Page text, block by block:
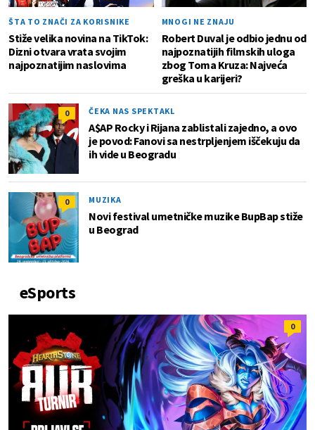
ŠTA TO ZNAČI ZA KORISNIKE
Stiže velika novina na TikTok:
Dizni otvara vrata svojim
najpoznatijim naslovima
MNOGI NE ZNAJU
Robert Duval je odbio jednu od
najpoznatijih filmskih uloga
zbog Toma Kruza: Najveća
greška u karijeri?
0 ČEKA NAS SPEKTAKL
A$AP Rocky i Rijana zablistali zajedno, a ovo
je povod: Fanovi sa nestrpljenjem iščekuju da
ih vide u Beogradu
0 MUZIKA
Novi festival umetničke muzike BupBap stiže
u Beograd
eSports
0